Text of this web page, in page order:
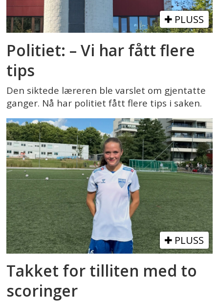
PLUSS
Politiet: – Vi har fått flere
tips
Den siktede læreren ble varslet om gjentatte
ganger. Nå har politiet fått flere tips i saken.
PLUSS
Takket for tilliten med to
scoringer